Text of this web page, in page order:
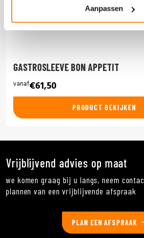
Aanpassen
GASTROSLEEVE BON APPETIT
vanaf€61,50
PRODUCT BEKIJKEN
Vrijblijvend advies op maat
we komen graag bij u langs, neem
plannen van een vrijblijvende afspraak
PLAN EEN AFSPRAAK